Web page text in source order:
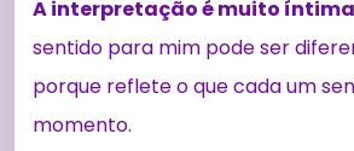
A interpretação é muito
sentido para mim pode ser
porque reflete o que cada um
momento.